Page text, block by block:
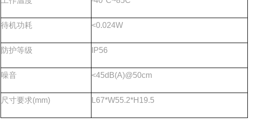
待机功耗 <0.024W
防护等级 IP56
噪音 <45dB(A)@50cm
尺寸要求(mm) L67*W55.2*H19.5